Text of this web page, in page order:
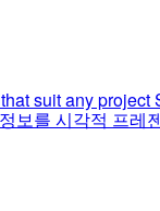
suit any project
보를 시각적 프레